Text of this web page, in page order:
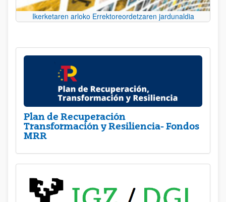
Ikerketaren arloko Errektoreordetzaren jardunaldia
Plan de Recuperación
Transformación y Resiliencia- Fondos
MRR